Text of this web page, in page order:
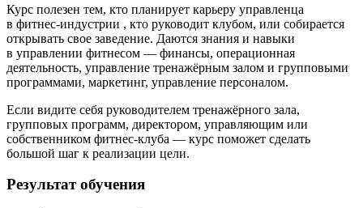
Курс полезен тем, кто планирует карьеру управленца
в фитнес-индустрии , кто руководит клубом, или собирается
открывать свое заведение. Даются знания и навыки
в управлении фитнесом — финансы, операционная
деятельность, управление тренажёрным залом и групповыми
программами, маркетинг, управление персоналом.
Если видите себя руководителем тренажёрного зала,
групповых программ, директором, управляющим или
собственником фитнес-клуба — курс поможет сделать
большой шаг к реализации цели.
Результат обучения